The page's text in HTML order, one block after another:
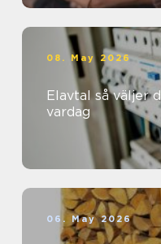
08. May 2026
Elavtal så väljer du rätt avtal för din
vardag
06. May 2026